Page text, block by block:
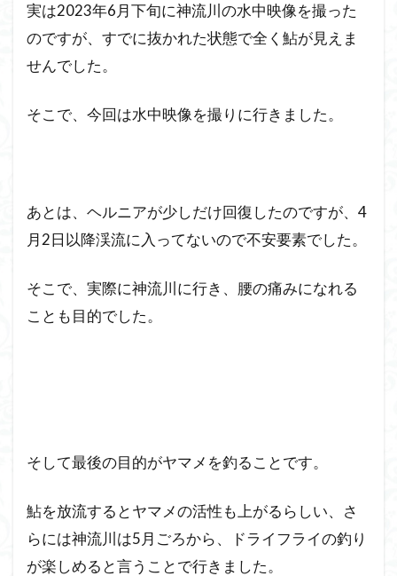
実は2023年6月下旬に神流川の水中映像を撮った
のですが、すでに抜かれた状態で全く鮎が見えま
せんでした。
そこで、今回は水中映像を撮りに行きました。
あとは、ヘルニアが少しだけ回復したのですが、4
月2日以降渓流に入ってないので不安要素でした。
そこで、実際に神流川に行き、腰の痛みになれる
ことも目的でした。
そして最後の目的がヤマメを釣ることです。
鮎を放流するとヤマメの活性も上がるらしい、さ
らには神流川は5月ごろから、ドライフライの釣り
が楽しめると言うことで行きました。